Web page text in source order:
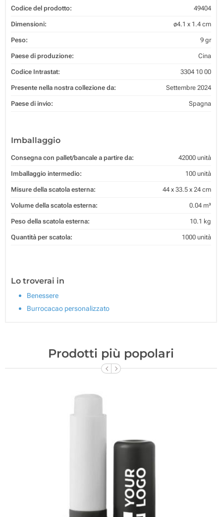
Codice del prodotto: 49404
Dimensioni: ø4.1 x 1.4 cm
Peso: 9 gr
Paese di produzione: Cina
Codice Intrastat: 3304 10 00
Presente nella nostra collezione da: Settembre 2024
Paese di invio: Spagna
Imballaggio
Consegna con pallet/bancale a partire da: 42000 unità
Imballaggio intermedio: 100 unità
Misure della scatola esterna: 44 x 33.5 x 24 cm
Volume della scatola esterna: 0.04 m³
Peso della scatola esterna: 10.1 kg
Quantità per scatola: 1000 unità
Lo troverai in
Benessere
Burrocacao personalizzato
Prodotti più popolari